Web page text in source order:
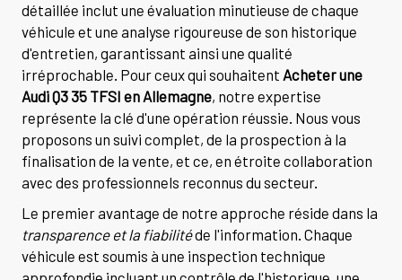
détaillée inclut une évaluation minutieuse de chaque
véhicule et une analyse rigoureuse de son historique
d'entretien, garantissant ainsi une qualité
irréprochable. Pour ceux qui souhaitent Acheter une
Audi Q3 35 TFSI en Allemagne, notre expertise
représente la clé d'une opération réussie. Nous vous
proposons un suivi complet, de la prospection à la
finalisation de la vente, et ce, en étroite collaboration
avec des professionnels reconnus du secteur.
Le premier avantage de notre approche réside dans la
transparence et la fiabilitéde l'information. Chaque
véhicule est soumis à une inspection technique